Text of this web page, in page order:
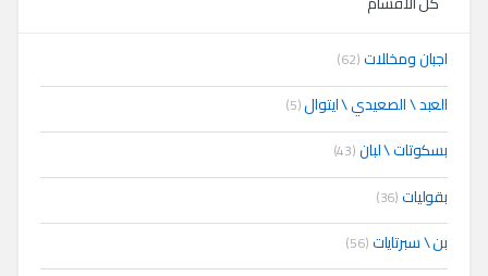
اجبان ومخللات(62)
العبد \ الصعيدي \ ايتوال(5)
بسكوتات \ لبان(43)
بقوليات(36)
بن \ سبرتايات(56)